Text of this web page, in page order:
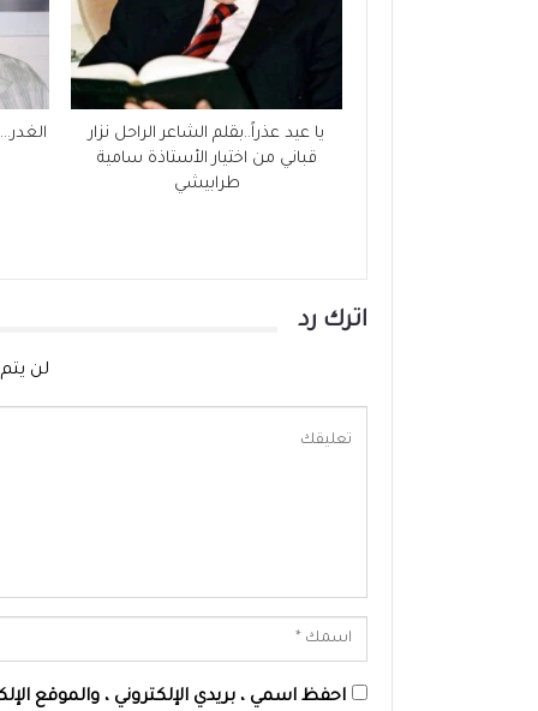
يا عيد عذراً..بقلم الشاعر الراحل نزار
قباني من اختيار الأستاذة سامية
طرابيشي
اترك رد
لن
احفظ اسمي ، بريدي الإلكتروني ، والموقع